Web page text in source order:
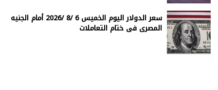
سعر الدولار اليوم الخميس 6 /8 /2026 أمام الجنيه
المصرى فى ختام التعاملات